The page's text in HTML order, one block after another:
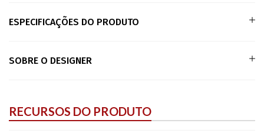
ESPECIFICAÇÕES DO PRODUTO
SOBRE O DESIGNER
RECURSOS DO PRODUTO